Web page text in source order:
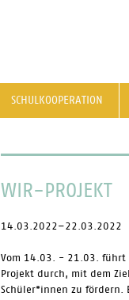
SCHULKOOPERATION
WIR-PROJEKT
14.03.2022–22.03.2022
Vom 14.03. - 21.03. führt
Projekt durch, mit dem
Schüler*innen zu fördern.